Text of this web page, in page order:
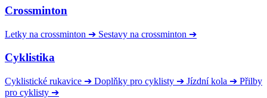
Crossminton
Letky na crossminton ➔ Sestavy na crossminton ➔
Cyklistika
Cyklistické rukavice ➔ Doplňky pro cyklisty ➔ Jízdní kola ➔ Přilby
pro cyklisty ➔